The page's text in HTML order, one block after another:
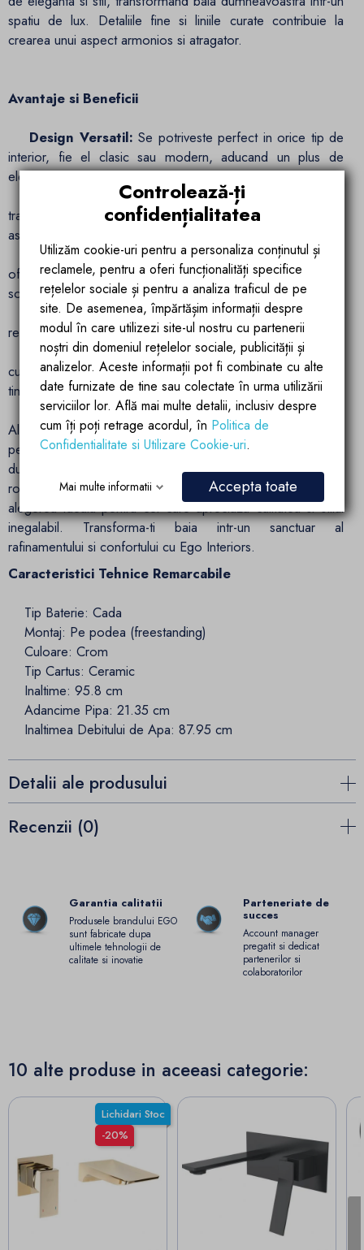
spatiu de lux. Detaliile fine si liniile curate contribuie la
crearea unui aspect armonios si atragator.
Avantaje si Beneficii
Design Versatil: Se potriveste perfect in orice tip de
interior, fie el clasic sau modern, aducand un plus de
eleganta si rafinament.
Calitate Superioara:Fabricata din alama durabila si
tratata impotriva ruginii, garantand o rezistenta sporita si un
aspect impecabil pe termen lung.
Montaj Freestanding: Ideala pentru baile de lux,
oferind libertate maxima in amenajarea spatiului si un aspect
sofisticat.
Cartus Ceramic:Asigura o functionare lina si durabila,
rezistenta la uzura si la fluctuatiile de temperatura.
Intretinere Usoara:Finisajul cromat este usor de
curatat si mentinut, pastrandu-si stralucirea de-a lungul
timpului.
Alegeti Bateria Pilar Freestanding de laEgo Interiors
pentru a aduce un plus de eleganta si functionalitate in baia
dumneavoastra. Cu un design sofisticat, o constructie
robusta si caracteristici tehnice de top, aceasta baterie este
alegerea ideala pentru cei care apreciaza calitatea si stilul
inegalabil. Transforma-ti baia intr-un sanctuar al
rafinamentului si confortului cu Ego Interiors.
Caracteristici Tehnice Remarcabile
Tip Baterie: Cada
Montaj: Pe podea (freestanding)
Culoare: Crom
Tip Cartus: Ceramic
Inaltime: 95.8 cm
Adancime Pipa: 21.35 cm
Inaltimea Debitului de Apa: 87.95 cm
Detalii ale produsului
Recenzii (0)
Garantia calitatii
Produsele brandului EGO
sunt fabricate dupa
ultimele tehnologii de
calitate si inovatie
Parteneriate de
succes
Account manager
pregatit si dedicat
partenerilor si
colaboratorilor
10 alte produse in aceeasi categorie:
Lichidari Stoc
-20%
Controlează-ți
confidențialitatea
Utilizăm cookie-uri pentru a personaliza conținutul și
reclamele, pentru a oferi funcționalități specifice
rețelelor sociale și pentru a analiza traficul de pe
site. De asemenea, împărtășim informații despre
modul în care utilizezi site-ul nostru cu partenerii
noștri din domeniul rețelelor sociale, publicității și
analizelor. Aceste informații pot fi combinate cu alte
date furnizate de tine sau colectate în urma utilizării
serviciilor lor. Află mai multe detalii, inclusiv despre
cum îți poți retrage acordul, în Politica de
Confidentialitate si Utilizare Cookie-uri.
Mai multe informatii Accepta toate